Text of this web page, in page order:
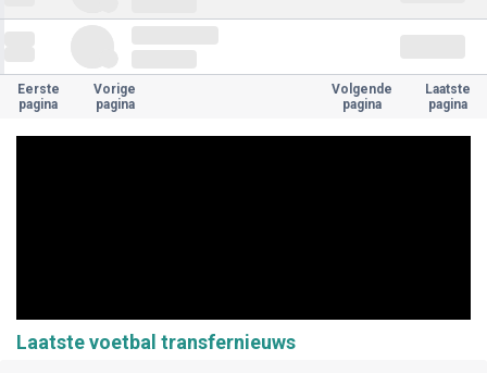
Eerste
pagina
Vorige
pagina
Volgende
pagina
Laatste
pagina
Laatste voetbal transfernieuws